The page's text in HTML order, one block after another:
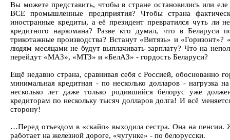
Вы можете представить, чтобы в стране остановились или
ВСЕ промышленные предприятия? Чтобы страна
иностранные кредиты, а её президент превратился чуть ли
кредитного наркомана? Разве кто думал, что в Беларуси
трикотажные производства? Встанут «Витязь» и
людям месяцами не будут выплачивать зарплату? Что на
перейдут «МАЗ», «МТЗ» и «БелАЗ» - гордость Беларуси?
Ещё недавно страна, сравнивая себя с Россией, обоснованно
минимальная кредитная - по несколько долларов - нагрузка
несколько лет даже только родившийся белорус уже
кредиторам по нескольку тысяч долларов долга! И всё
сторону!
…Перед отъездом в «скайп» выходила сестра. Она на
работает на железной дороге, «чугунке» - по белорусски.